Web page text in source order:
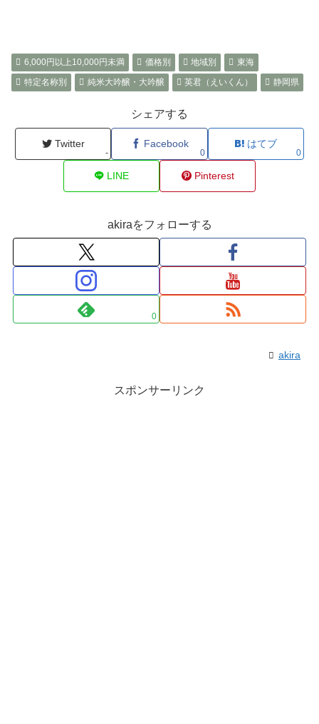
6,000円以上10,000円未満 価格別 地域別
東海
特定名称別
純米大吟醸・大吟醸 英君（えいくん） 静岡県
シェアする
Twitter
-
Facebook
0
はてブ
0
LINE Pinterest
akiraをフォローする
0
akira
スポンサーリンク